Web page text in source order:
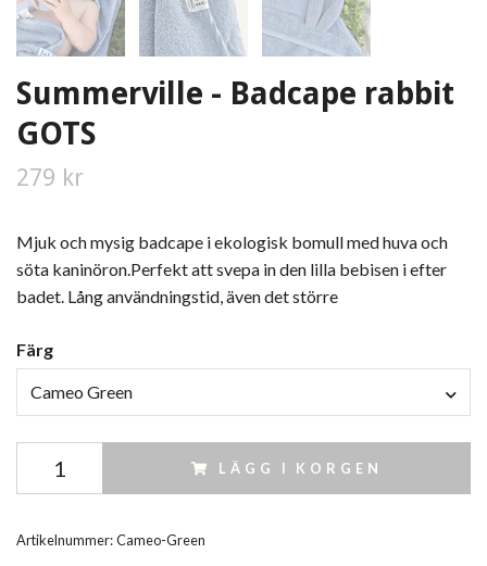
Summerville - Badcape rabbit
GOTS
279 kr
Mjuk och mysig badcape i ekologisk bomull med huva och
söta kaninöron.Perfekt att svepa in den lilla bebisen i efter
badet. Lång användningstid, även det större
Färg
Cameo Green
LÄGG I KORGEN
Artikelnummer:Cameo-Green